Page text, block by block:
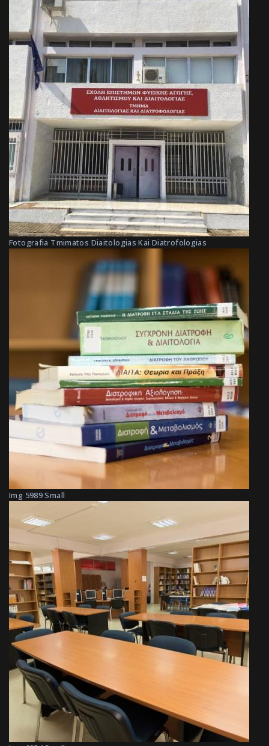
Fotografia Tmimatos Diaitologias Kai Diatrofologias
Img 5989 Small